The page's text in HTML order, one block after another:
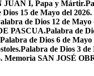
JUAN I, Papa y Mártir.
Dios 15 de Mayo del
de Dios 12 de
PASCUA.Palabra de
Palabra de Dios 6 de
Palabra de Dios 3
Memoria SAN JOSÉ